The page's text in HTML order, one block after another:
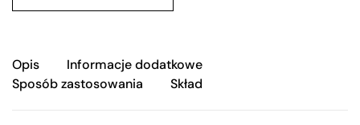
Opis
Informacje dodatkowe
Sposób zastosowania
Skład